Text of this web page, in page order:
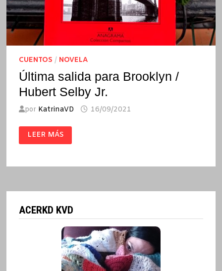
CUENTOS / NOVELA
Última salida para Brooklyn /
Hubert Selby Jr.
por KatrinaVD 16/09/2021
ÚLTIMA
SALIDA
PARA
HUBERT
LEER MÁS
ACERKD KVD